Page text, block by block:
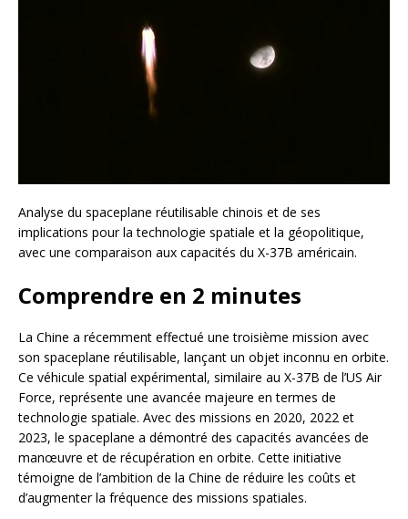
Analyse du spaceplane réutilisable chinois et de ses
implications pour la technologie spatiale et la géopolitique,
avec une comparaison aux capacités du X-37B américain.
Comprendre en 2 minutes
La Chine a récemment effectué une troisième mission avec
son spaceplane réutilisable, lançant un objet inconnu en orbite.
Ce véhicule spatial expérimental, similaire au X-37B de l’US Air
Force, représente une avancée majeure en termes de
technologie spatiale. Avec des missions en 2020, 2022 et
2023, le spaceplane a démontré des capacités avancées de
manœuvre et de récupération en orbite. Cette initiative
témoigne de l’ambition de la Chine de réduire les coûts et
d’augmenter la fréquence des missions spatiales.